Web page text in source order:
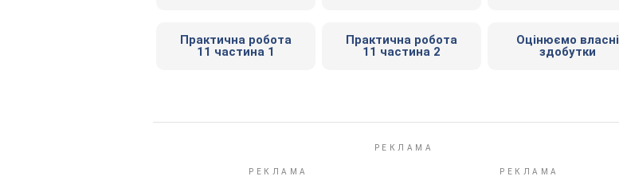
Практична робота
11 частина 1
Практична робота
11 частина 2
Оцінюємо власні
здобутки